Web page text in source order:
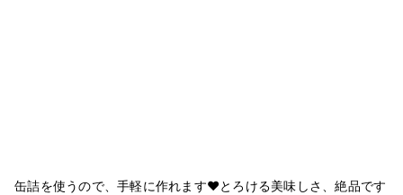
缶詰を使うので、手軽に作れます❤️とろける美味しさ、絶品です